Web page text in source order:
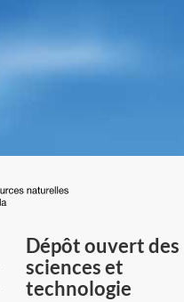
du
Canada
Dépôt ouvert des
sciences et
technologie